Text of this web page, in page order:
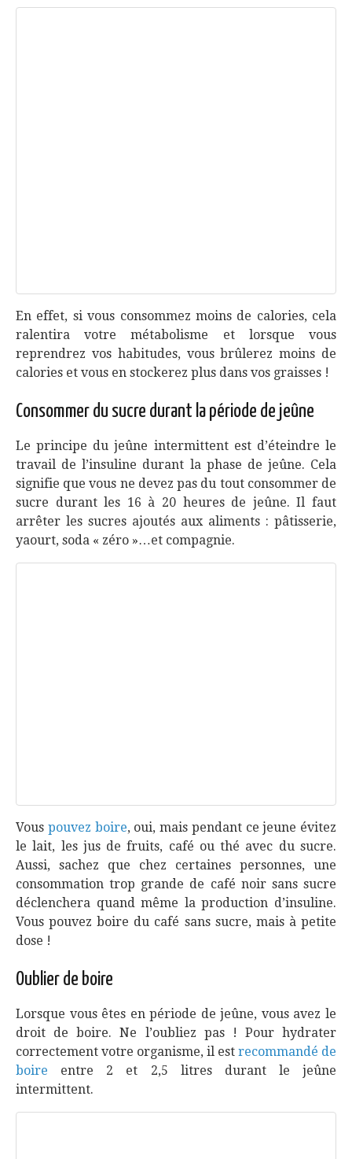
En effet, si vous consommez moins de calories, cela
ralentira votre métabolisme et lorsque vous
reprendrez vos habitudes, vous brûlerez moins de
calories et vous en stockerez plus dans vos graisses !
Consommer du sucre durant la période de jeûne
Le principe du jeûne intermittent est d’éteindre le
travail de l’insuline durant la phase de jeûne. Cela
signifie que vous ne devez pas du tout consommer de
sucre durant les 16 à 20 heures de jeûne. Il faut
arrêter les sucres ajoutés aux aliments : pâtisserie,
yaourt, soda « zéro »…et compagnie.
Vous pouvez boire, oui, mais pendant ce jeune évitez
le lait, les jus de fruits, café ou thé avec du sucre.
Aussi, sachez que chez certaines personnes, une
consommation trop grande de café noir sans sucre
déclenchera quand même la production d’insuline.
Vous pouvez boire du café sans sucre, mais à petite
dose !
Oublier de boire
Lorsque vous êtes en période de jeûne, vous avez le
droit de boire. Ne l’oubliez pas ! Pour hydrater
correctement votre organisme, il est recommandé de
boire entre 2 et 2,5 litres durant le jeûne
intermittent.